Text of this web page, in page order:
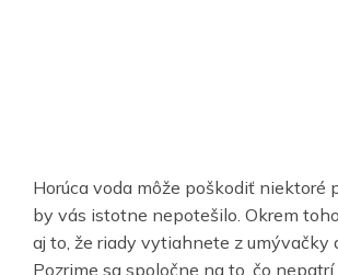
Horúca voda môže poškodiť niektoré
by vás istotne nepotešilo. Okrem
aj to, že riady vytiahnete z umývačky
Pozrime sa spoločne na to, čo